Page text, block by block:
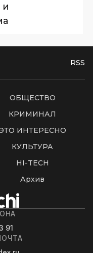
и
RSS
ОБЩЕСТВО
КРИМИНАЛ
ИНТЕРЕСНО
КУЛЬТУРА
HI-TECH
Архив
91